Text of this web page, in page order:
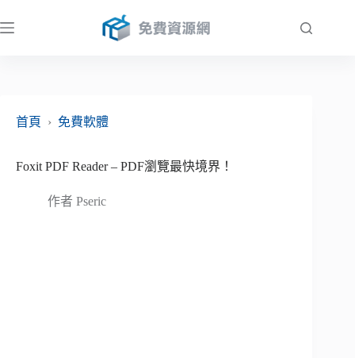
至
首頁
› 免費軟體
Foxit PDF Reader – PDF瀏覽最快境界！
作者 Pseric